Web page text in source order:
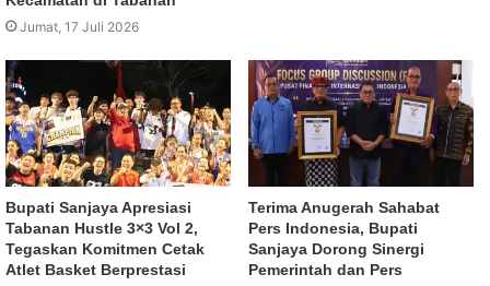
Jumat, 17 Juli 2026
Bupati Sanjaya Apresiasi
Tabanan Hustle 3×3 Vol 2,
Tegaskan Komitmen Cetak
Atlet Basket Berprestasi
Terima Anugerah Sahabat
Pers Indonesia, Bupati
Sanjaya Dorong Sinergi
Pemerintah dan Pers